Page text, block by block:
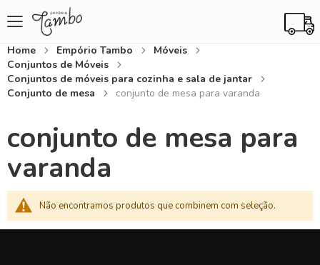
Home Empório Tambo
Móveis
Conjuntos de Móveis
Conjuntos de móveis para cozinha e sala de jantar
Conjunto de mesa
conjunto de mesa para varanda
conjunto de mesa para
varanda
Não encontramos produtos que combinem com seleção.